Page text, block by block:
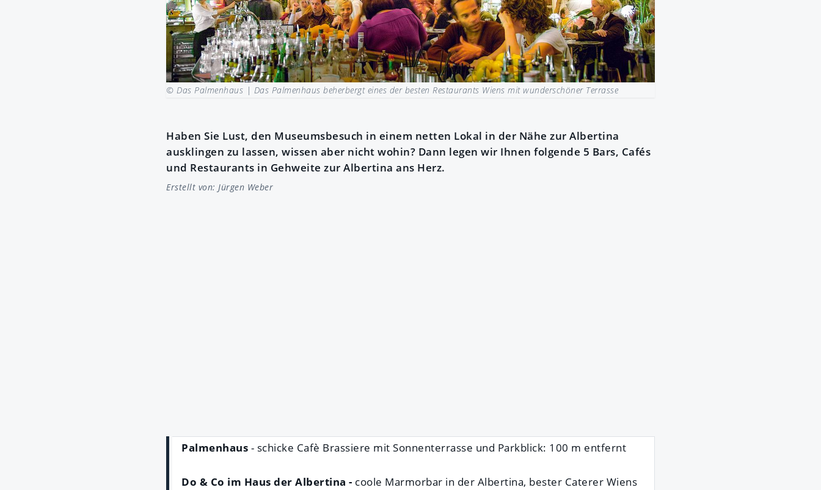
© Das Palmenhaus | Das Palmenhaus beherbergt eines der besten Restaurants Wiens mit wunderschöner Terrasse
Haben Sie Lust, den Museumsbesuch in einem netten Lokal in der Nähe zur Albertina
ausklingen zu lassen, wissen aber nicht wohin? Dann legen wir Ihnen folgende 5 Bars, Cafés
und Restaurants in Gehweite zur Albertina ans Herz.
Erstellt von: Jürgen Weber
Palmenhaus - schicke Cafè Brassiere mit Sonnenterrasse und Parkblick: 100 m entfernt
Do & Co im Haus der Albertina - coole Marmorbar in der Albertina, bester Caterer Wiens